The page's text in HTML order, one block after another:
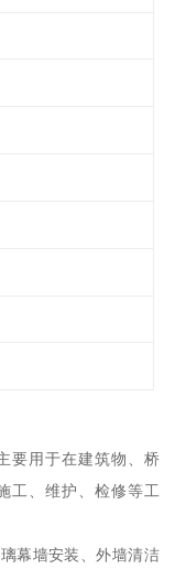
要用于在建筑物、桥
工、维护、检修等工
幕墙安装、外墙清洁